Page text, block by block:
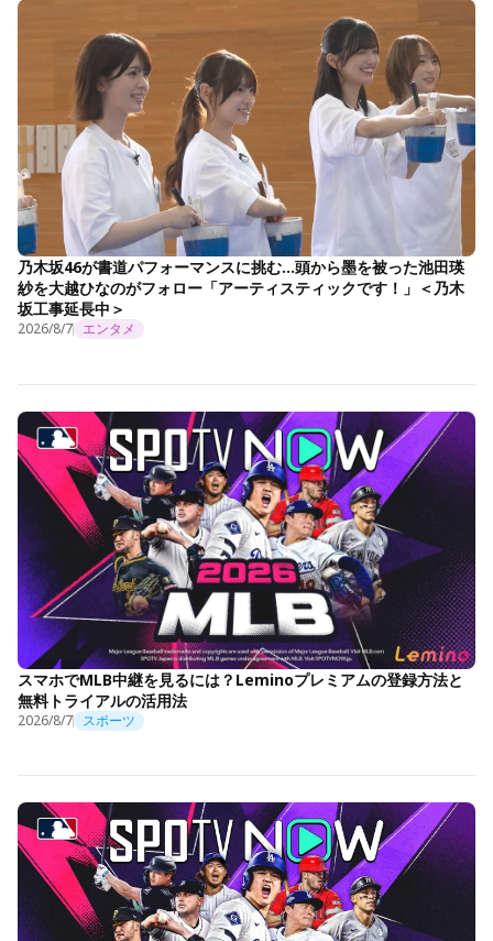
乃木坂46が書道パフォーマンスに挑む…頭から墨を被った池田瑛
紗を大越ひなのがフォロー「アーティスティックです！」＜乃木
坂工事延長中＞
2026/8/7 エンタメ
スマホでMLB中継を見るには？Leminoプレミアムの登録方法と
無料トライアルの活用法
2026/8/7 スポーツ